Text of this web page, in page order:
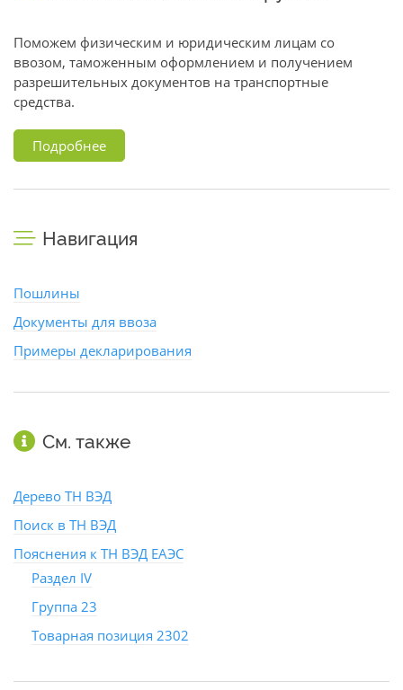
Поможем физическим и юридическим лицам со
ввозом, таможенным оформлением и получением
разрешительных документов на транспортные
средства.
Подробнее
Навигация
Пошлины
Документы для ввоза
Примеры декларирования
См. также
Дерево ТН ВЭД
Поиск в ТН ВЭД
Пояснения к ТН ВЭД ЕАЭС
Раздел IV
Группа 23
Товарная позиция 2302